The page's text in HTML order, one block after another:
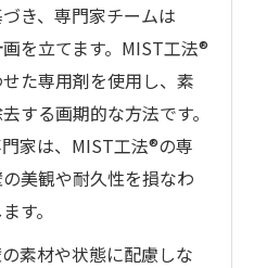
き、専門家チームは
を立てます。MIST工法®
た専用剤を使用し、素
する画期的な方法です。
家は、MIST工法®の専
美観や耐久性を損なわ
す。
素材や状態に配慮しな